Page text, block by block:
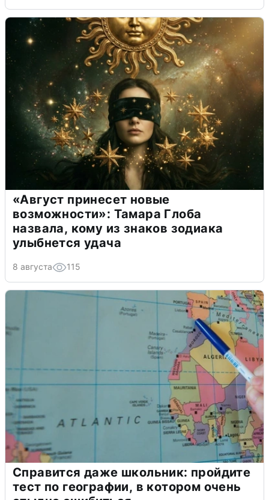
«Август принесет новые
возможности»: Тамара Глоба
назвала, кому из знаков зодиака
улыбнется удача
8 августа 115
Справится даже школьник: пройдите
тест по географии, в котором очень